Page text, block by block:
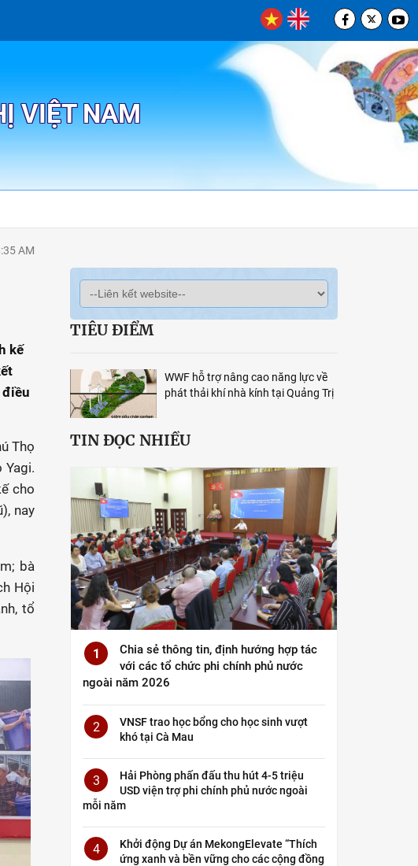
VIỆT NAM
AM
kế
điều
Thọ
Yagi.
cho
nay
bà
Hội
tổ
TIÊU ĐIỂM
WWF hỗ trợ nâng cao năng lực về
phát thải khí nhà kính tại Quảng Trị
TIN ĐỌC NHIỀU
1
Chia sẻ thông tin, định hướng hợp tác
với các tổ chức phi chính phủ nước
ngoài năm 2026
2
VNSF trao học bổng cho học sinh vượt
khó tại Cà Mau
3
Hải Phòng phấn đấu thu hút 4-5 triệu
USD viện trợ phi chính phủ nước ngoài
mỗi năm
4
Khởi động Dự án MekongElevate “Thích
ứng xanh và bền vững cho các cộng đồng